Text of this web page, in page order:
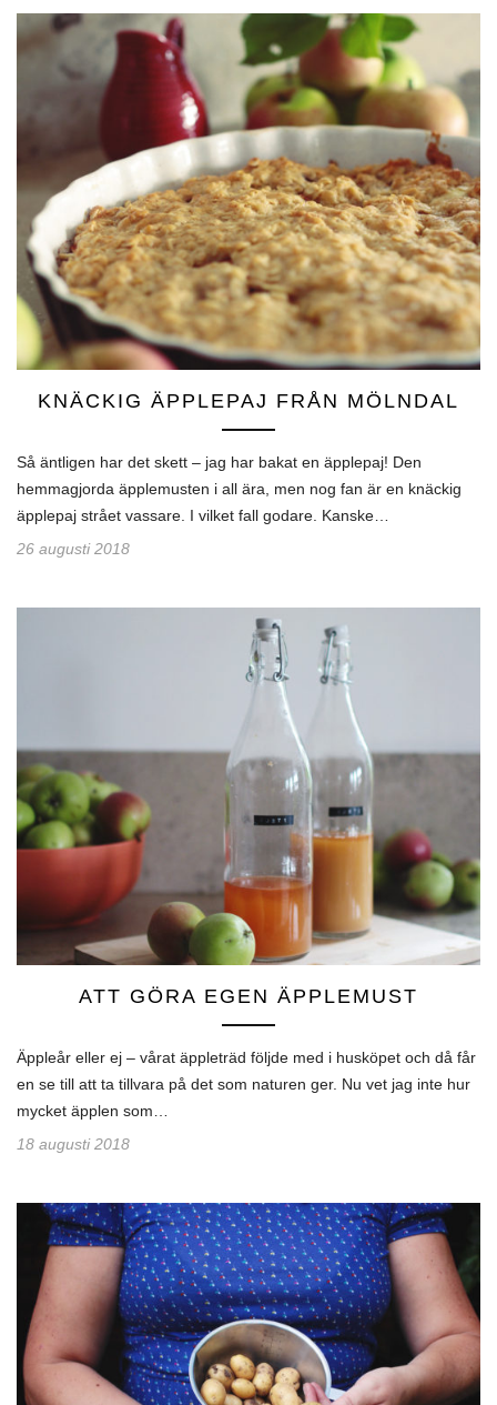
KNÄCKIG ÄPPLEPAJ FRÅN MÖLNDAL
Så äntligen har det skett – jag har bakat en äpplepaj! Den
hemmagjorda äpplemusten i all ära, men nog fan är en knäckig
äpplepaj strået vassare. I vilket fall godare. Kanske…
26 augusti 2018
ATT GÖRA EGEN ÄPPLEMUST
Äppleår eller ej – vårat äppleträd följde med i husköpet och då får
en se till att ta tillvara på det som naturen ger. Nu vet jag inte hur
mycket äpplen som…
18 augusti 2018